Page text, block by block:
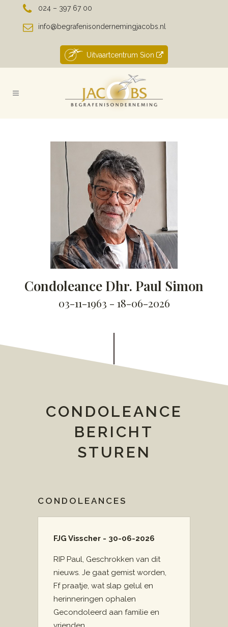
024 – 397 67 00
info@begrafenisondernemingjacobs.nl
Uitvaartcentrum Sion
Condoleance Dhr. Paul Simon
03-11-1963 - 18-06-2026
CONDOLEANCE
BERICHT
STUREN
CONDOLEANCES
FJG Visscher - 30-06-2026
RIP Paul, Geschrokken van dit
nieuws. Je gaat gemist worden,
Ff praatje, wat slap gelul en
herinneringen ophalen
Gecondoleerd aan familie en